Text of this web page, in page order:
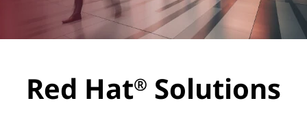
l
Red Hat® Solutions